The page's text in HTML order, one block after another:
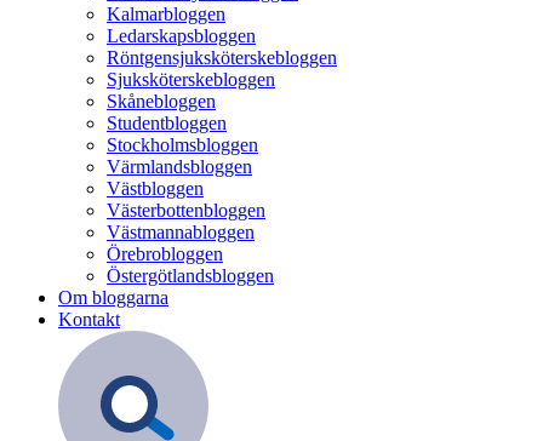
Kalmarbloggen
Ledarskapsbloggen
Röntgensjuksköterskebloggen
Sjuksköterskebloggen
Skånebloggen
Studentbloggen
Stockholmsbloggen
Värmlandsbloggen
Västbloggen
Västerbottenbloggen
Västmannabloggen
Örebrobloggen
Östergötlandsbloggen
Om bloggarna
Kontakt